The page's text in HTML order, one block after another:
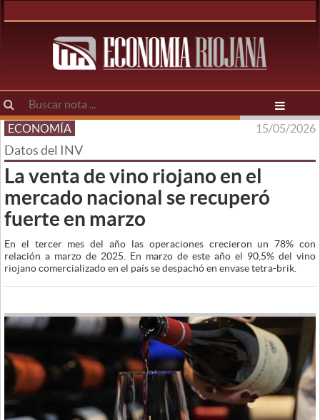
ECONOMÍA 15/05/2026
Datos del INV
La venta de vino riojano en el
mercado nacional se recuperó
fuerte en marzo
En el tercer mes del año las operaciones crecieron un 78% con
relación a marzo de 2025. En marzo de este año el 90,5% del vino
riojano comercializado en el país se despachó en envase tetra-brik.